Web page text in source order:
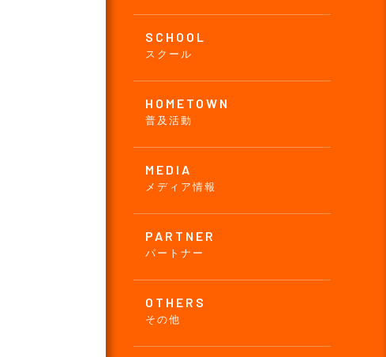
SCHOOL
スクール
HOMETOWN
普及活動
MEDIA
メディア情報
PARTNER
パートナー
OTHERS
その他